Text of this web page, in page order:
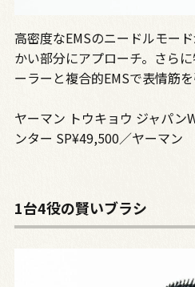
高密度なEMSのニードルモー
かい部分にアプローチ。さら
ーラーと複合的EMSで表情筋を
ヤーマン トウキョウ ジャパン
ンター SP¥49,500／ヤーマン
1台4役の賢いブラシ